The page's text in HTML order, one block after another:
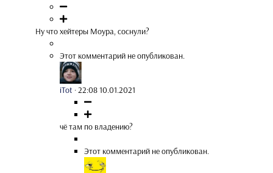
Ну что хейтеры Моура, соснули?
Этот комментарий не опубликован.
iTot ·22:08 10.01.2021
чё там по владению?
Этот комментарий не опубликован.